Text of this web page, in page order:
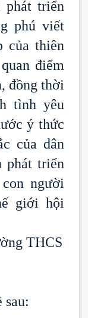
phát triển
phú viết
của thiên
điểm
đồng thời
tình yêu
ý thức
của dân
phát triển
người
giới hội
THCS
sau: